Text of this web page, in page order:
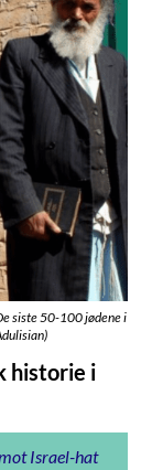
siste 50-100 jødene i
historie i
Israel-hat